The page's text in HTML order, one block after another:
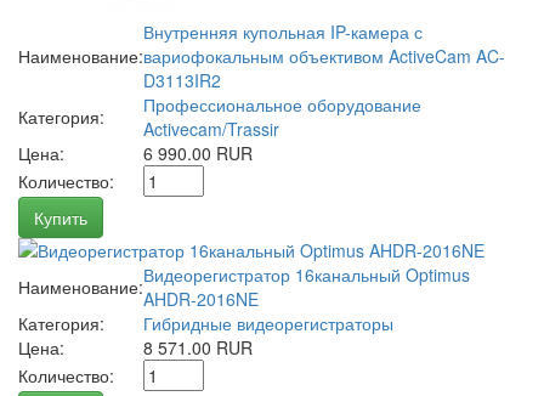
Наименование:
Внутренняя купольная IP-камера с
вариофокальным объективом ActiveCam AC-
D3113IR2
Категория:
Профессиональное оборудование
Activecam/Trassir
Цена:
6 990.00 RUR
Количество:
Купить
Наименование:Видеорегистратор 16канальный Optimus
AHDR-2016NE
Категория:
Гибридные видеорегистраторы
Цена:
8 571.00 RUR
Количество: